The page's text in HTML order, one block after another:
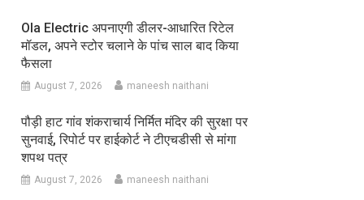
Ola Electric अपनाएगी डीलर-आधारित रिटेल
मॉडल, अपने स्टोर चलाने के पांच साल बाद किया
फैसला
August 7, 2026 maneesh naithani
पौड़ी हाट गांव शंकराचार्य निर्मित मंदिर की सुरक्षा पर
सुनवाई, रिपोर्ट पर हाईकोर्ट ने टीएचडीसी से मांगा
शपथ पत्र
August 7, 2026 maneesh naithani